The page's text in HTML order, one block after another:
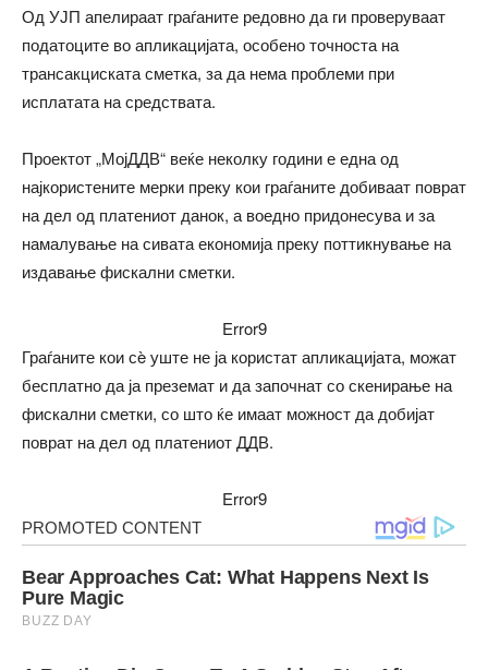
Од УЈП апелираат граѓаните редовно да ги проверуваат
податоците во апликацијата, особено точноста на
трансакциската сметка, за да нема проблеми при
исплатата на средствата.
Проектот „МојДДВ“ веќе неколку години е една од
најкористените мерки преку кои граѓаните добиваат поврат
на дел од платениот данок, а воедно придонесува и за
намалување на сивата економија преку поттикнување на
издавање фискални сметки.
Error9
Граѓаните кои сè уште не ја користат апликацијата, можат
бесплатно да ја преземат и да започнат со скенирање на
фискални сметки, со што ќе имаат можност да добијат
поврат на дел од платениот ДДВ.
Error9